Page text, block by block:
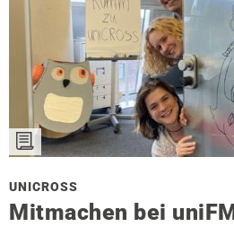
UNICROSS
Mitmachen bei